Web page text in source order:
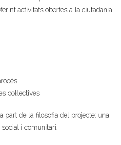
activitats obertes a la ciutadania
col·lectives
part de la filosofia del projecte: una
i comunitari.